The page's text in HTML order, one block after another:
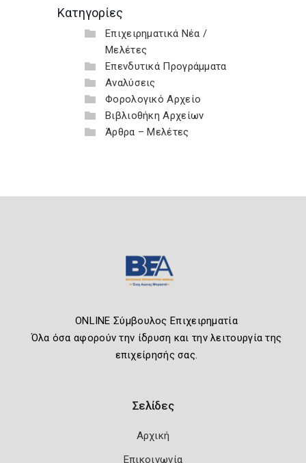
Κατηγορίες
Επιχειρηματικά Νέα /
Μελέτες
Επενδυτικά Προγράμματα
Αναλύσεις
Φορολογικό Αρχείο
Βιβλιοθήκη Αρχείων
Άρθρα – Μελέτες
ONLINE Σύμβουλος Επιχειρηματία
Όλα όσα αφορούν την ίδρυση και την λειτουργία της
επιχείρησής σας.
Σελίδες
Αρχική
Επικοινωνία